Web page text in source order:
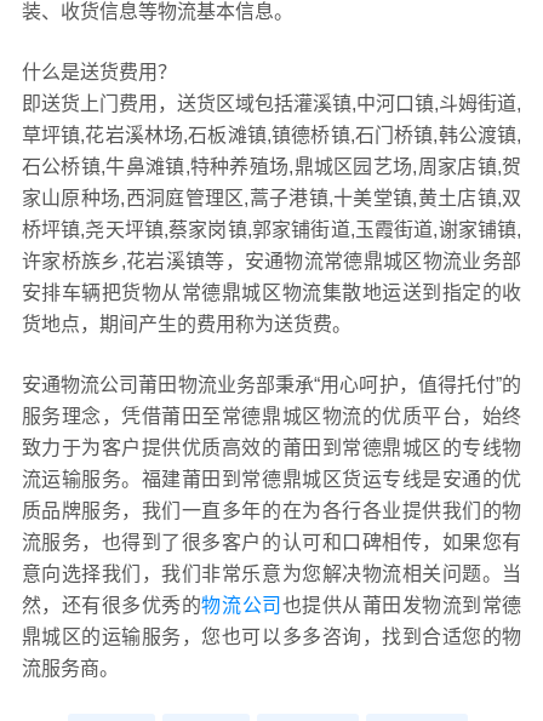
装、收货信息等物流基本信息。
什么是送货费用？
即送货上门费用，送货区域包括灌溪镇,中河口镇,斗姆街道,
草坪镇,花岩溪林场,石板滩镇,镇德桥镇,石门桥镇,韩公渡镇,
石公桥镇,牛鼻滩镇,特种养殖场,鼎城区园艺场,周家店镇,贺
家山原种场,西洞庭管理区,蒿子港镇,十美堂镇,黄土店镇,双
桥坪镇,尧天坪镇,蔡家岗镇,郭家铺街道,玉霞街道,谢家铺镇,
许家桥族乡,花岩溪镇等，安通物流常德鼎城区物流业务部
安排车辆把货物从常德鼎城区物流集散地运送到指定的收
货地点，期间产生的费用称为送货费。
安通物流公司莆田物流业务部秉承“用心呵护，值得托付”的
服务理念，凭借莆田至常德鼎城区物流的优质平台，始终
致力于为客户提供优质高效的莆田到常德鼎城区的专线物
流运输服务。福建莆田到常德鼎城区货运专线是安通的优
质品牌服务，我们一直多年的在为各行各业提供我们的物
流服务，也得到了很多客户的认可和口碑相传，如果您有
意向选择我们，我们非常乐意为您解决物流相关问题。当
然，还有很多优秀的物流公司 也提供从莆田发物流到常德
鼎城区的运输服务，您也可以多多咨询，找到合适您的物
流服务商。